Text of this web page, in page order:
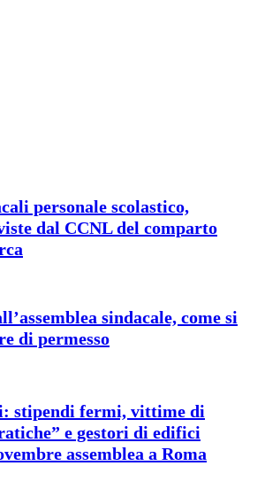
personale scolastico,
dal CCNL del comparto
sindacale, come si
di permesso
stipendi fermi, vittime di
e gestori di edifici
assemblea a Roma